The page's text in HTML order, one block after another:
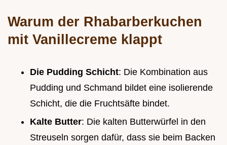
Warum der Rhabarberkuchen
mit Vanillecreme klappt
Die Pudding Schicht: Die Kombination aus
Pudding und Schmand bildet eine isolierende
Schicht, die die Fruchtsäfte bindet.
Kalte Butter: Die kalten Butterwürfel in den
Streuseln sorgen dafür, dass sie beim Backen